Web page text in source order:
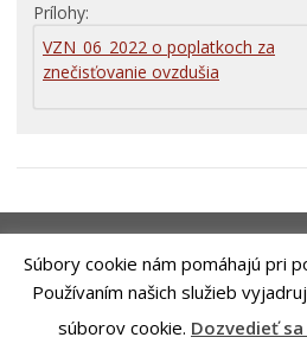
Územné plánovanie
Poskytovanie informácií
Protispoločenská činnosť
Voľby prezidenta SR 2024
Prílohy
VZN_06_2022 o poplatkoch za
znečisťovanie ovzdušia
RiešenieANTIK SMART CITY
|
Technology, s. r. o.
Súbory cookie nám pomáhajú pri
Používaním našich služieb
súborov cookie. Dozvedieť sa